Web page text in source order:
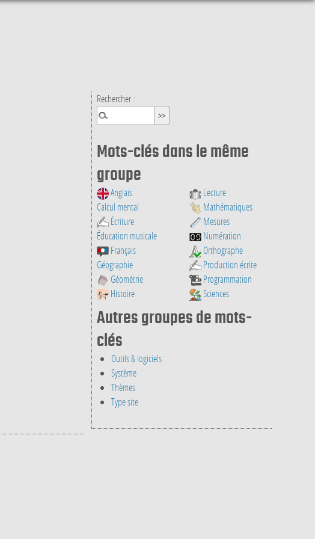
Rechercher :
Mots-clés dans le même
groupe
Anglais
Calcul mental
Écriture
Éducation musicale
Français
Géographie
Géométrie
Histoire
Lecture
Mathématiques
Mesures
Numération
Orthographe
Production écrite
Programmation
Sciences
Autres groupes de mots-
clés
Outils & logiciels
Système
Thèmes
Type site